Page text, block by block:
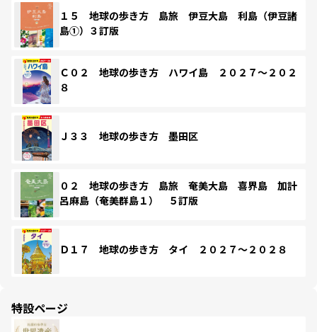
１５ 地球の歩き方 島旅 伊豆大島 利島（伊豆諸
島①）３訂版
Ｃ０２ 地球の歩き方 ハワイ島 ２０２７～２０２
８
Ｊ３３ 地球の歩き方 墨田区
０２ 地球の歩き方 島旅 奄美大島 喜界島 加計
呂麻島（奄美群島１） ５訂版
Ｄ１７ 地球の歩き方 タイ ２０２７～２０２８
特設ページ